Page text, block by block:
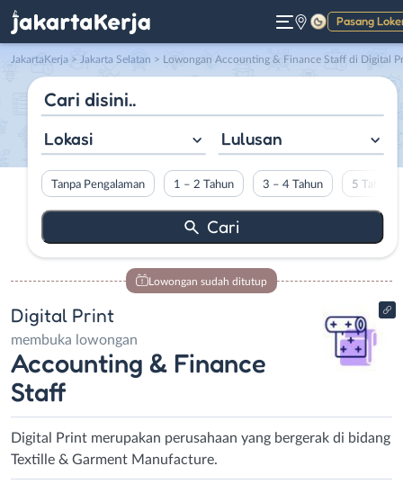
Pasang
Gelap
JakartaKerja > Jakarta Selatan > Lowongan Accounting & Finance Staff di Digital Print
Lokasi Lulusan
Tanpa Pengalaman 1 – 2 Tahun 3 – 4 Tahun 5 Tahun
Lowongan sudah ditutup
Digital Print
membuka lowongan
Accounting & Finance
Staff
Digital Print merupakan perusahaan yang bergerak di bidang
Textille & Garment Manufacture.